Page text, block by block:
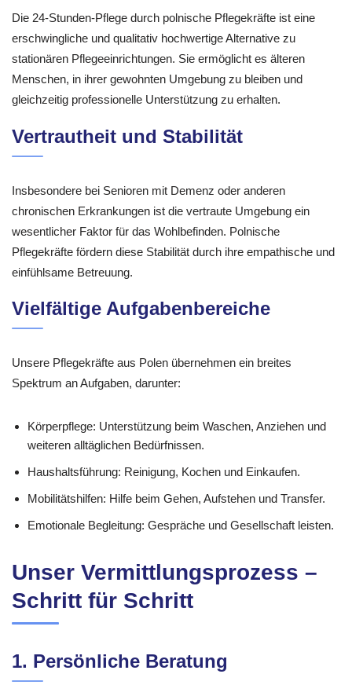
Die 24-Stunden-Pflege durch polnische Pflegekräfte ist eine
erschwingliche und qualitativ hochwertige Alternative zu
stationären Pflegeeinrichtungen. Sie ermöglicht es älteren
Menschen, in ihrer gewohnten Umgebung zu bleiben und
gleichzeitig professionelle Unterstützung zu erhalten.
Vertrautheit und Stabilität
Insbesondere bei Senioren mit Demenz oder anderen
chronischen Erkrankungen ist die vertraute Umgebung ein
wesentlicher Faktor für das Wohlbefinden. Polnische
Pflegekräfte fördern diese Stabilität durch ihre empathische und
einfühlsame Betreuung.
Vielfältige Aufgabenbereiche
Unsere Pflegekräfte aus Polen übernehmen ein breites
Spektrum an Aufgaben, darunter:
Körperpflege: Unterstützung beim Waschen, Anziehen und
weiteren alltäglichen Bedürfnissen.
Haushaltsführung: Reinigung, Kochen und Einkaufen.
Mobilitätshilfen: Hilfe beim Gehen, Aufstehen und Transfer.
Emotionale Begleitung: Gespräche und Gesellschaft leisten.
Unser Vermittlungsprozess –
Schritt für Schritt
1. Persönliche Beratung